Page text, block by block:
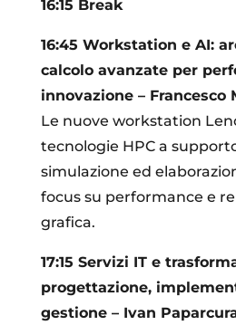
16:15 Break
16:45 Workstation e AI:
calcolo avanzate per
innovazione – Francesco
Le nuove workstation
tecnologie HPC a
simulazione ed
focus su performance e
grafica.
17:15 Servizi IT e
progettazione,
gestione – Ivan